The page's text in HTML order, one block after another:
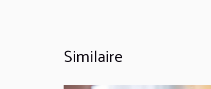
Similaire